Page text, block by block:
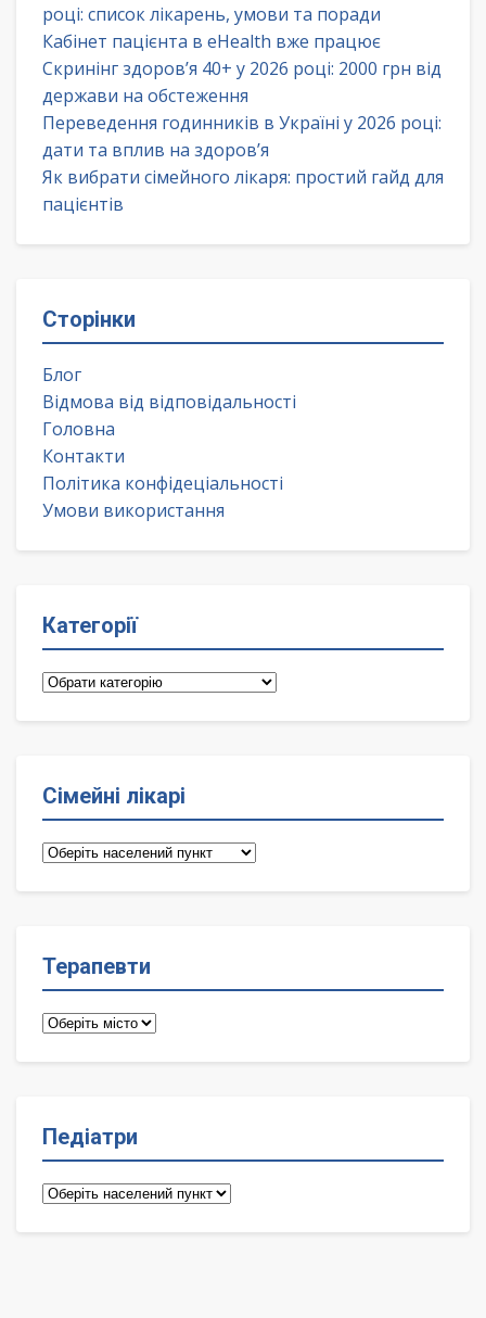
році: список лікарень, умови та поради
Кабінет пацієнта в eHealth вже працює
Скринінг здоров’я 40+ у 2026 році: 2000 грн від
держави на обстеження
Переведення годинників в Україні у 2026 році:
дати та вплив на здоров’я
Як вибрати сімейного лікаря: простий гайд для
пацієнтів
Сторінки
Блог
Відмова від відповідальності
Головна
Контакти
Політика конфідеціальності
Умови використання
Категорії
Категорії
Сімейні лікарі
Сімейні
Терапевти
Терапевти
Педіатри
Педіатри